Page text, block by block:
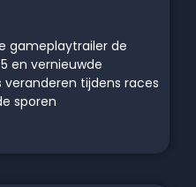
gameplaytrailer de
en vernieuwde
tijdens races
sporen